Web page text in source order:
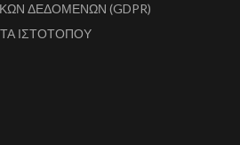
ΔΕΔΟΜΕΝΩΝ (GDPR)
ΙΣΤΟΤΟΠΟΥ